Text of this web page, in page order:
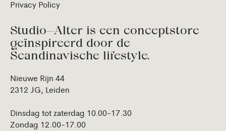
Privacy Policy
Studio—Alter is een conceptstore
geïnspireerd door de
Scandinavische lifestyle.
Nieuwe Rijn 44
2312 JG, Leiden
Dinsdag tot zaterdag 10.00-17.30
Zondag 12.00-17.00